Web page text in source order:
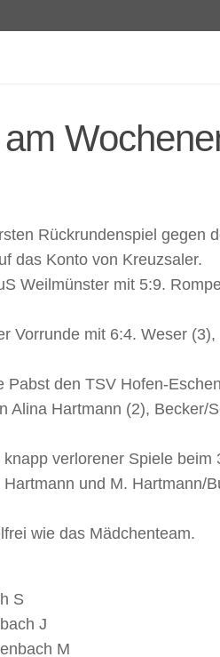
Rückrundenspiel gegen
das Konto von Kreuzsaler.
Weilmünster mit 5:9.
Vorrunde mit 6:4. Weser
den TSV Hofen-
Alina Hartmann (2), Becker/
verlorener Spiele beim
und M. Hartmann/
wie das Mädchenteam.
S
J
M